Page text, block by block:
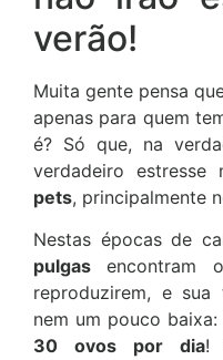
verão!
Muita gente pensa
apenas para quem
é? Só que, na
verdadeiro
pets, principalmente
Nestas épocas de
pulgas encontram
reproduzirem, e sua
nem um pouco
30 ovos por dia!